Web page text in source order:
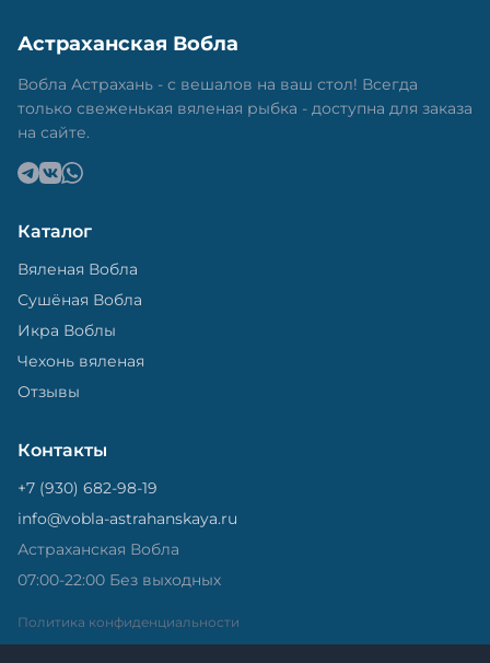
Астраханская Вобла
Вобла Астрахань - с вешалов на ваш стол! Всегда
только свеженькая вяленая рыбка - доступна для заказа
на сайте.
Каталог
Вяленая Вобла
Сушёная Вобла
Икра Воблы
Чехонь вяленая
Отзывы
Контакты
+7 (930) 682-98-19
info@vobla-astrahanskaya.ru
Астраханская Вобла
07:00-22:00 Без выходных
Политика конфиденциальности